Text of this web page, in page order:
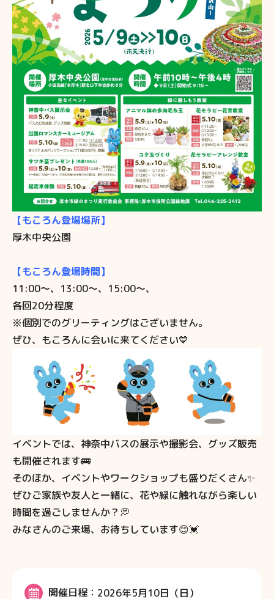
【もころん登場場所】
厚木中央公園
【もころん登場時間】
11:00～、13:00～、15:00～、
各回20分程度
※個別でのグリーティングはございません。
ぜひ、もころんに会いに来てください💙
イベントでは、神奈中バスの展示や撮影会、グッズ販売
も開催されます🚌
そのほか、イベントやワークショップも盛りだくさん✨
ぜひご家族や友人と一緒に、花や緑に触れながら楽しい
時間を過ごしませんか？💭
みなさんのご来場、お待ちしています😊💓
開催日程 2026年5月10日（日）